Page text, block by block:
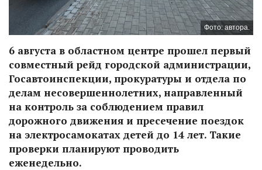
Фото: автора.
6 августа в областном центре прошел первый
совместный рейд городской администрации,
Госавтоинспекции, прокуратуры и отдела по
делам несовершеннолетних, направленный
на контроль за соблюдением правил
дорожного движения и пресечение поездок
на электросамокатах детей до 14 лет. Такие
проверки планируют проводить
еженедельно.